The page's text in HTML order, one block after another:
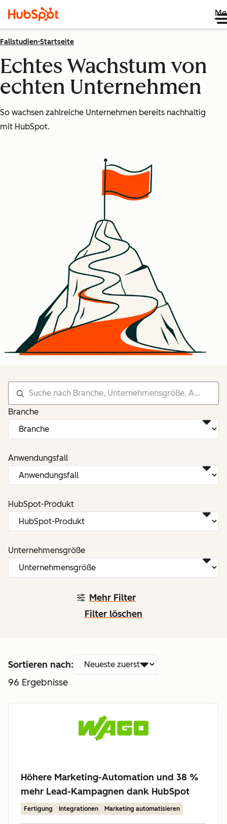
Fallstudien-Startseite
Echtes Wachstum von
echten Unternehmen
So wachsen zahlreiche Unternehmen bereits nachhaltig
mit HubSpot.
Mehr Filter
Branche
Anwendungsfall
HubSpot-Produkt
Unternehmensgröße
Filter löschen
Sortieren nach:
96 Ergebnisse
Höhere Marketing-Automation und 38 %
mehr Lead-Kampagnen dank HubSpot
Fertigung Integrationen Marketing automatisieren